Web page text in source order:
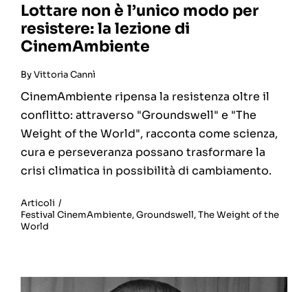
Lottare non è l’unico modo per
resistere: la lezione di
CinemAmbiente
ByVittoria Cannì
CinemAmbiente ripensa la resistenza oltre il
conflitto: attraverso "Groundswell" e "The
Weight of the World", racconta come scienza,
cura e perseveranza possano trasformare la
crisi climatica in possibilità di cambiamento.
Articoli /
Festival CinemAmbiente,Groundswell,The Weight of the
World